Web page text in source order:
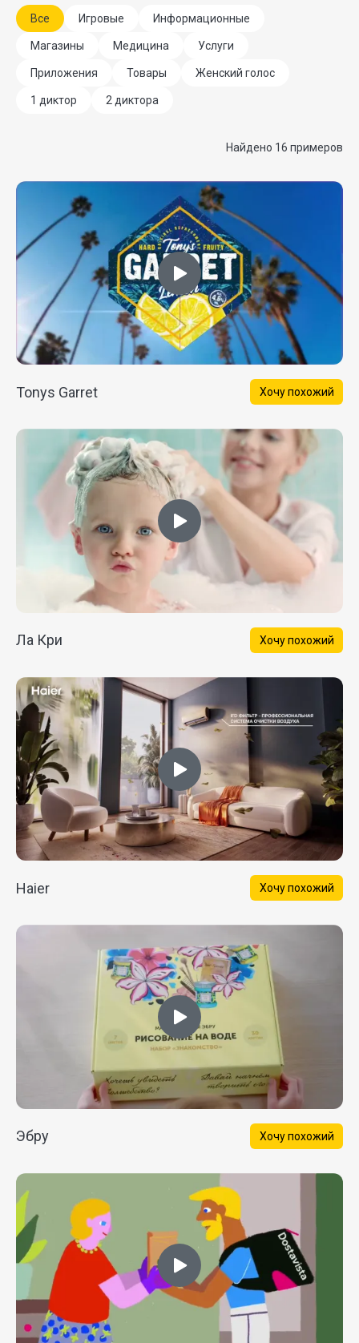
Все Игровые Информационные
Магазины Медицина Услуги
Приложения Товары Женский голос
1 диктор 2 диктора
Найдено 16 примеров
Tonys Garret Хочу похожий
Ла Кри Хочу похожий
Haier Хочу похожий
Эбру Хочу похожий